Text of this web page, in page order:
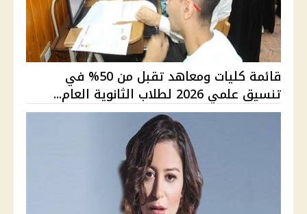
قائمة كليات ومعاهد تقبل من 50% في
تنسيق علمي 2026 لطلاب الثانوية العام...